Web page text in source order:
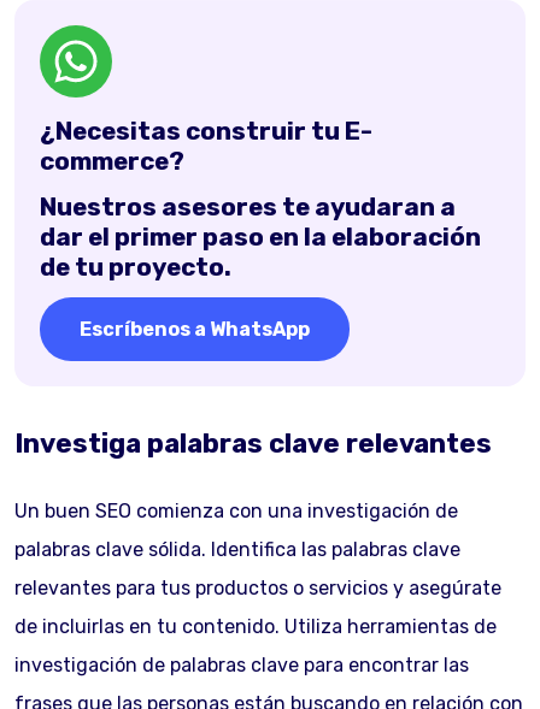
¿Necesitas construir tu E-
commerce?
Nuestros asesores te ayudaran a
dar el primer paso en la elaboración
de tu proyecto.
Escríbenos a WhatsApp
Investiga palabras clave relevantes
Un buen SEO comienza con una investigación de
palabras clave sólida. Identifica las palabras clave
relevantes para tus productos o servicios y asegúrate
de incluirlas en tu contenido. Utiliza herramientas de
investigación de palabras clave para encontrar las
frases que las personas están buscando en relación con